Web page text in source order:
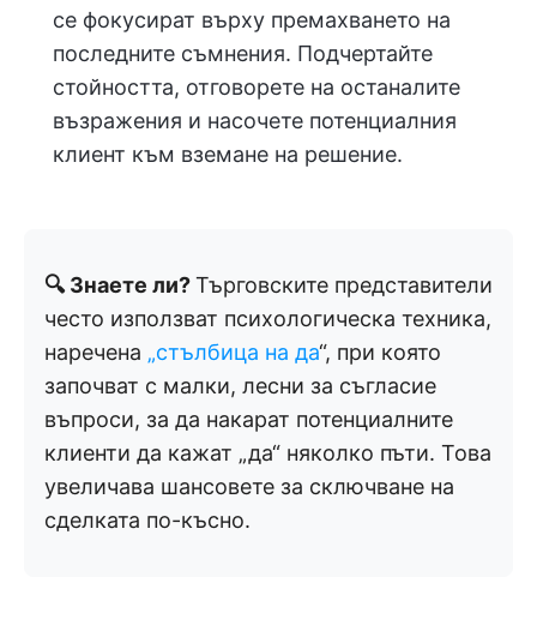
се фокусират върху премахването на
последните съмнения. Подчертайте
стойността, отговорете на останалите
възражения и насочете потенциалния
клиент към вземане на решение.
🔍 Знаете ли?Търговските представители
често използват психологическа техника,
наречена „стълбица на да“, при която
започват с малки, лесни за съгласие
въпроси, за да накарат потенциалните
клиенти да кажат „да“ няколко пъти. Това
увеличава шансовете за сключване на
сделката по-късно.